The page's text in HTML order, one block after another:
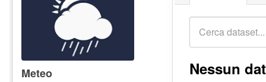
Nessun
Meteo